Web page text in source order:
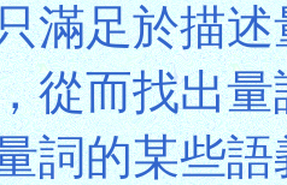
滿足於描
從而找出
詞的某些